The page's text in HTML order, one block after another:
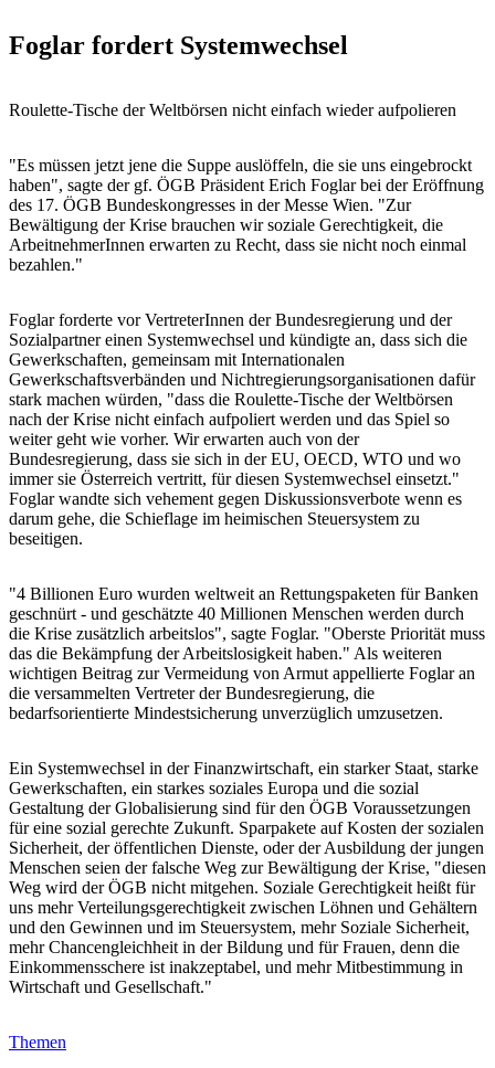
Foglar fordert Systemwechsel
Roulette-Tische der Weltbörsen nicht einfach wieder aufpolieren
"Es müssen jetzt jene die Suppe auslöffeln, die sie uns eingebrockt
haben", sagte der gf. ÖGB Präsident Erich Foglar bei der Eröffnung
des 17. ÖGB Bundeskongresses in der Messe Wien. "Zur
Bewältigung der Krise brauchen wir soziale Gerechtigkeit, die
ArbeitnehmerInnen erwarten zu Recht, dass sie nicht noch einmal
bezahlen."
Foglar forderte vor VertreterInnen der Bundesregierung und der
Sozialpartner einen Systemwechsel und kündigte an, dass sich die
Gewerkschaften, gemeinsam mit Internationalen
Gewerkschaftsverbänden und Nichtregierungsorganisationen dafür
stark machen würden, "dass die Roulette-Tische der Weltbörsen
nach der Krise nicht einfach aufpoliert werden und das Spiel so
weiter geht wie vorher. Wir erwarten auch von der
Bundesregierung, dass sie sich in der EU, OECD, WTO und wo
immer sie Österreich vertritt, für diesen Systemwechsel einsetzt."
Foglar wandte sich vehement gegen Diskussionsverbote wenn es
darum gehe, die Schieflage im heimischen Steuersystem zu
beseitigen.
"4 Billionen Euro wurden weltweit an Rettungspaketen für Banken
geschnürt - und geschätzte 40 Millionen Menschen werden durch
die Krise zusätzlich arbeitslos", sagte Foglar. "Oberste Priorität muss
das die Bekämpfung der Arbeitslosigkeit haben." Als weiteren
wichtigen Beitrag zur Vermeidung von Armut appellierte Foglar an
die versammelten Vertreter der Bundesregierung, die
bedarfsorientierte Mindestsicherung unverzüglich umzusetzen.
Ein Systemwechsel in der Finanzwirtschaft, ein starker Staat, starke
Gewerkschaften, ein starkes soziales Europa und die sozial
Gestaltung der Globalisierung sind für den ÖGB Voraussetzungen
für eine sozial gerechte Zukunft. Sparpakete auf Kosten der sozialen
Sicherheit, der öffentlichen Dienste, oder der Ausbildung der jungen
Menschen seien der falsche Weg zur Bewältigung der Krise, "diesen
Weg wird der ÖGB nicht mitgehen. Soziale Gerechtigkeit heißt für
uns mehr Verteilungsgerechtigkeit zwischen Löhnen und Gehältern
und den Gewinnen und im Steuersystem, mehr Soziale Sicherheit,
mehr Chancengleichheit in der Bildung und für Frauen, denn die
Einkommensschere ist inakzeptabel, und mehr Mitbestimmung in
Wirtschaft und Gesellschaft."
Themen